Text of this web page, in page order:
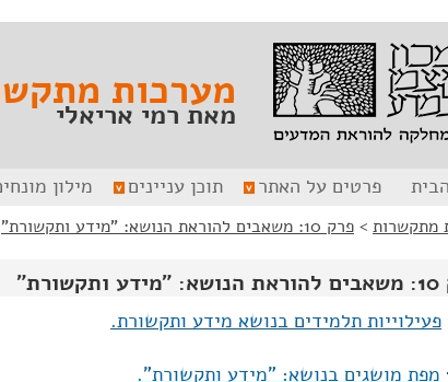
מערכות
מאת רמי אריאלי
פרטים על האתר תוכן עניינים מילון
מתקשרות > פרק 10: משאבים להוראת הנושא: "מידע ותקשורת"
פעילוייות תלמידים בנושא מידע ותקשורת.
מפת מושגים בנושא: "מידע ותקשורת".